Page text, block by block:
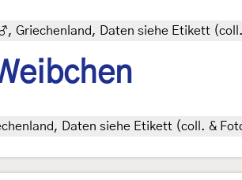
Griechenland, Daten siehe Etikett
Daten siehe Etikett (coll. &